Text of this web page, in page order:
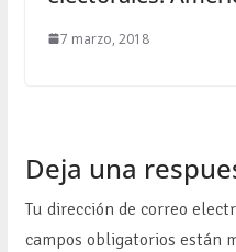
7 marzo, 2018
Deja una
Tu dirección de correo
campos obligatorios están